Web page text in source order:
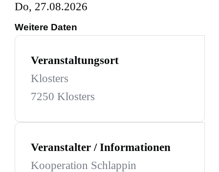
Do, 27.08.2026
Weitere Daten
Veranstaltungsort
Klosters
7250 Klosters
Veranstalter / Informationen
Kooperation Schlappin